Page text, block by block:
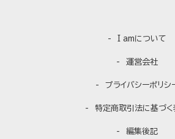
I amについて
運営会社
プライバシーポリシ
特定商取引法に基づく
編集後記